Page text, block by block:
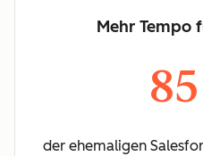
Mehr Tempo
der ehemaligen